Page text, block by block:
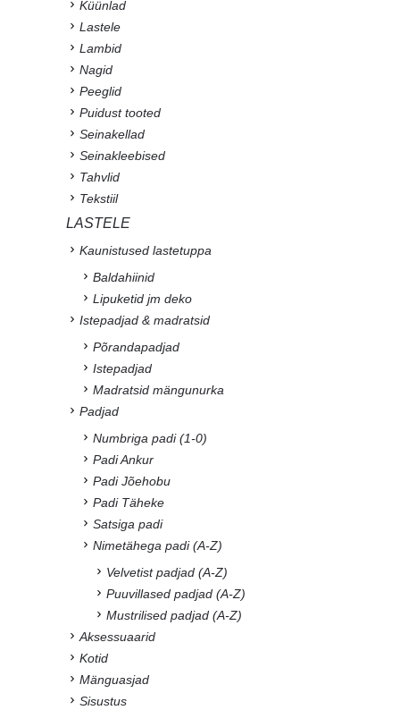
Küünlad
Lastele
Lambid
Nagid
Peeglid
Puidust tooted
Seinakellad
Seinakleebised
Tahvlid
Tekstiil
LASTELE
Kaunistused lastetuppa
Baldahiinid
Lipuketid jm deko
Istepadjad & madratsid
Põrandapadjad
Istepadjad
Madratsid mängunurka
Padjad
Numbriga padi (1-0)
Padi Ankur
Padi Jõehobu
Padi Täheke
Satsiga padi
Nimetähega padi (A-Z)
Velvetist padjad (A-Z)
Puuvillased padjad (A-Z)
Mustrilised padjad (A-Z)
Aksessuaarid
Kotid
Mänguasjad
Sisustus